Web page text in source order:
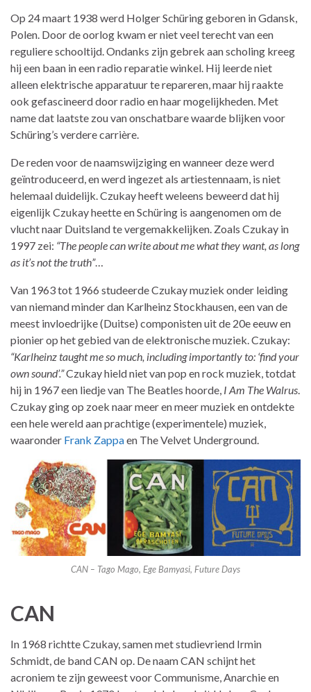
Op 24 maart 1938 werd Holger Schüring geboren in Gdansk,
Polen. Door de oorlog kwam er niet veel terecht van een
reguliere schooltijd. Ondanks zijn gebrek aan scholing kreeg
hij een baan in een radio reparatie winkel. Hij leerde niet
alleen elektrische apparatuur te repareren, maar hij raakte
ook gefascineerd door radio en haar mogelijkheden. Met
name dat laatste zou van onschatbare waarde blijken voor
Schüring’s verdere carrière.
De reden voor de naamswijziging en wanneer deze werd
geïntroduceerd, en werd ingezet als artiestennaam, is niet
helemaal duidelijk. Czukay heeft weleens beweerd dat hij
eigenlijk Czukay heette en Schüring is aangenomen om de
vlucht naar Duitsland te vergemakkelijken. Zoals Czukay in
1997 zei: “The people can write about me what they want, as long
as it’s not the truth”…
Van 1963 tot 1966 studeerde Czukay muziek onder leiding
van niemand minder dan Karlheinz Stockhausen, een van de
meest invloedrijke (Duitse) componisten uit de 20e eeuw en
pionier op het gebied van de elektronische muziek. Czukay:
“Karlheinz taught me so much, including importantly to: ‘find your
own sound’.”Czukay hield niet van pop en rock muziek, totdat
hij in 1967 een liedje van The Beatles hoorde, I Am The Walrus
Czukay ging op zoek naar meer en meer muziek en ontdekte
een hele wereld aan prachtige (experimentele) muziek,
waaronder Frank Zappaen The Velvet Underground.
CAN – Tago Mago, Ege Bamyasi, Future Days
CAN
In 1968 richtte Czukay, samen met studievriend Irmin
Schmidt, de band CAN op. De naam CAN schijnt het
acroniem te zijn geweest voor Communisme, Anarchie en